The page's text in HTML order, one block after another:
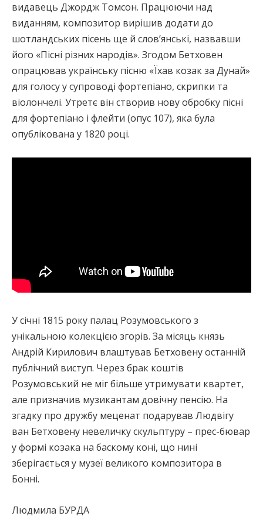
видавець Джордж Томсон. Працюючи над
виданням, композитор вирішив додати до
шотландських пісень ще й слов’янські, назвавши
його «Пісні різних народів». Згодом Бетховен
опрацював українську пісню «Їхав козак за Дунай»
для голосу у супроводі фортепіано, скрипки та
віолончелі. Утретє він створив нову обробку пісні
для фортепіано і флейти (опус 107), яка була
опублікована у 1820 році.
У січні 1815 року палац Розумовського з
унікальною колекцією згорів. За місяць князь
Андрій Кирилович влаштував Бетховену останній
публічний виступ. Через брак коштів
Розумовський не міг більше утримувати квартет,
але призначив музикантам довічну пенсію. На
згадку про дружбу меценат подарував Людвігу
ван Бетховену невеличку скульптуру – прес-бювар
у формі козака на баскому коні, що нині
зберігається у музеї великого композитора в
Бонні.
Людмила БУРДА